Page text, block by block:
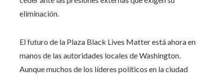
eliminación.
El futuro de la Plaza Black Lives Matter está ahora en
manos de las autoridades locales de Washington.
Aunque muchos de los líderes políticos en la ciudad